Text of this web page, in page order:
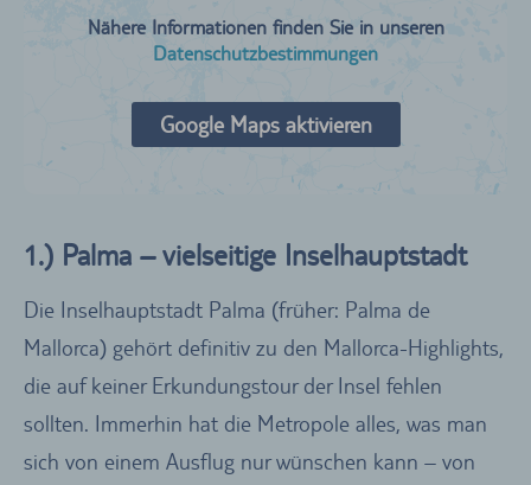
Nähere Informationen finden Sie in unseren
Datenschutzbestimmungen
Google Maps aktivieren
1.) Palma – vielseitige Inselhauptstadt
Die Inselhauptstadt Palma (früher: Palma de
Mallorca) gehört definitiv zu den Mallorca-Highlights,
die auf keiner Erkundungstour der Insel fehlen
sollten. Immerhin hat die Metropole alles, was man
sich von einem Ausflug nur wünschen kann – von